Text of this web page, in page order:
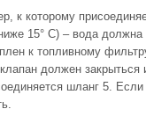
к которому
15° С) – вода
к топливному
должен
шланг 5. Если